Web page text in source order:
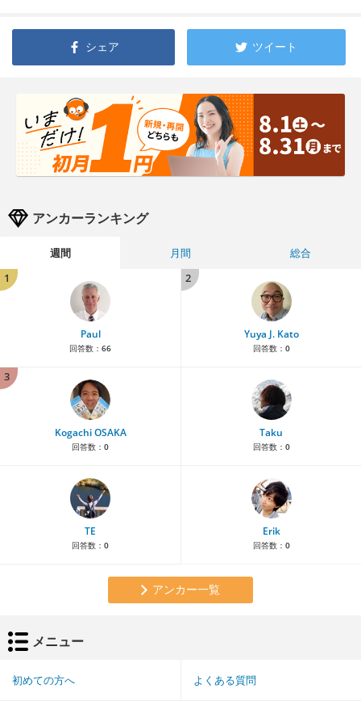
シェア ツイート
アンカーランキング
週間 月間
総合
1
Paul
回答数： 66
2
Yuya J. Kato
回答数： 0
3
Kogachi OSAKA
回答数： 0
Taku
回答数： 0
TE
回答数： 0
Erik
回答数： 0
アンカー一覧
メニュー
初めての方へ よくある質問